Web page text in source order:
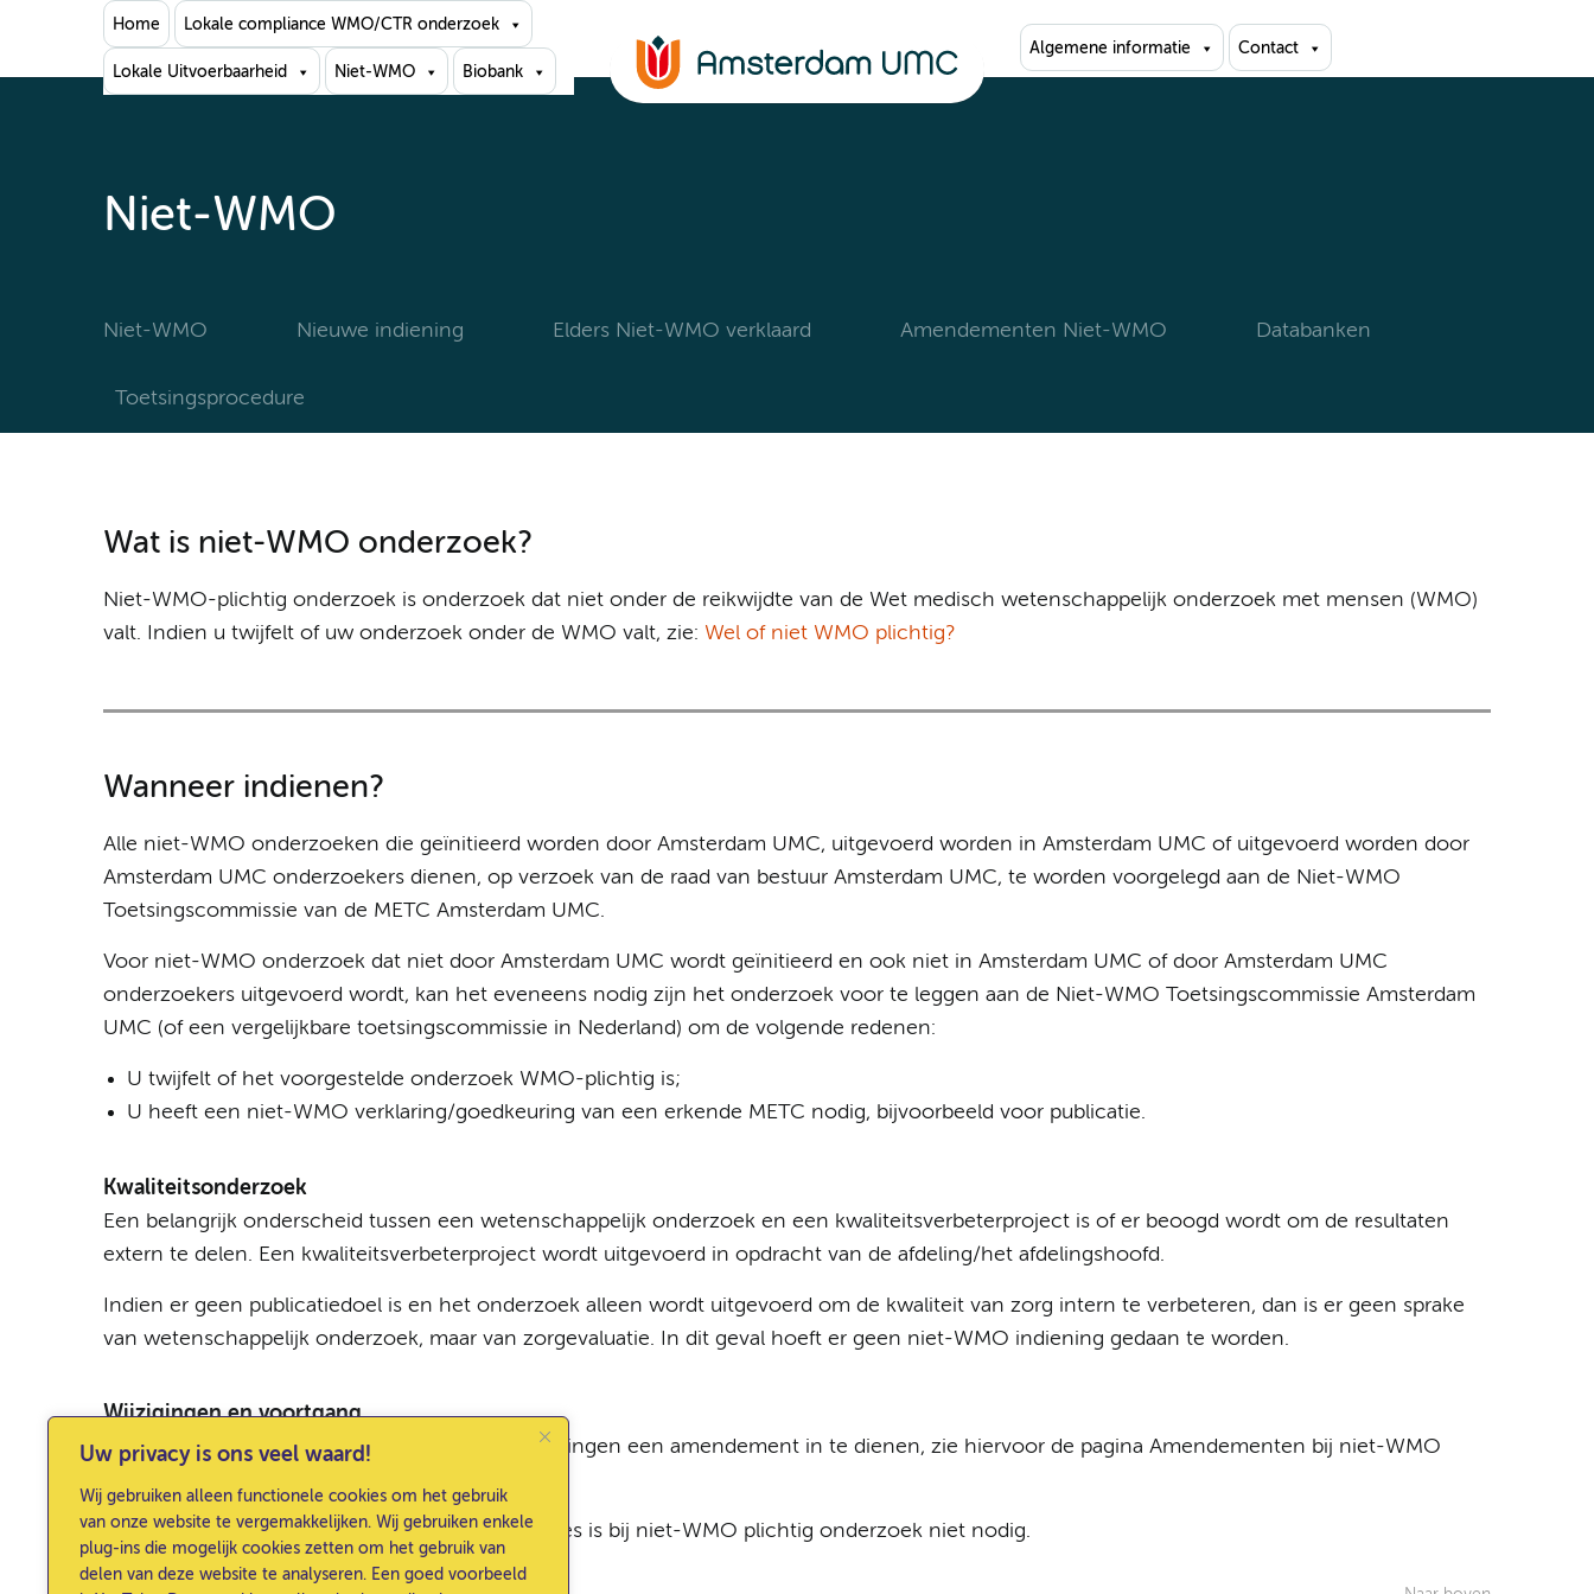
Uw privacy is ons veel waard!
Wij gebruiken alleen functionele cookies om het gebruik
van onze website te vergemakkelijken. Wij gebruiken enkele
plug-ins die mogelijk cookies zetten om het gebruik van
delen van deze website te analyseren. Een goed voorbeeld
Home Lokale compliance WMO/CTR onderzoek
Lokale Uitvoerbaarheid Niet-WMO Biobank
Algemene informatie Contact
Niet-WMO
Niet-WMO Nieuwe indiening Elders Niet-WMO verklaard Amendementen Niet-WMO Databanken
Toetsingsprocedure
Wat is niet-WMO onderzoek?
Niet-WMO-plichtig onderzoek is onderzoek dat niet onder de reikwijdte van de Wet medisch wetenschappelijk onderzoek met mensen (WMO)
valt. Indien u twijfelt of uw onderzoek onder de WMO valt, zie: Wel of niet WMO plichtig?
Wanneer indienen?
Alle niet-WMO onderzoeken die geïnitieerd worden door Amsterdam UMC, uitgevoerd worden in Amsterdam UMC of uitgevoerd worden door
Amsterdam UMC onderzoekers dienen, op verzoek van de raad van bestuur Amsterdam UMC, te worden voorgelegd aan de Niet-WMO
Toetsingscommissie van de METC Amsterdam UMC.
Voor niet-WMO onderzoek dat niet door Amsterdam UMC wordt geïnitieerd en ook niet in Amsterdam UMC of door Amsterdam UMC
onderzoekers uitgevoerd wordt, kan het eveneens nodig zijn het onderzoek voor te leggen aan de Niet-WMO Toetsingscommissie Amsterdam
UMC (of een vergelijkbare toetsingscommissie in Nederland) om de volgende redenen:
U twijfelt of het voorgestelde onderzoek WMO-plichtig is;
U heeft een niet-WMO verklaring/goedkeuring van een erkende METC nodig, bijvoorbeeld voor publicatie.
Kwaliteitsonderzoek
Een belangrijk onderscheid tussen een wetenschappelijk onderzoek en een kwaliteitsverbeterproject is of er beoogd wordt om de resultaten
extern te delen. Een kwaliteitsverbeterproject wordt uitgevoerd in opdracht van de afdeling/het afdelingshoofd.
Indien er geen publicatiedoel is en het onderzoek alleen wordt uitgevoerd om de kwaliteit van zorg intern te verbeteren, dan is er geen sprake
van wetenschappelijk onderzoek, maar van zorgevaluatie. In dit geval hoeft er geen niet-WMO indiening gedaan te worden.
Wijzigingen en voortgang
In sommige gevallen kan het nodig zijn bij wijzigingen een amendement in te dienen, zie hiervoor de pagina Amendementen bij niet-WMO
Het indienen van voortgangs- en eindrapportages is bij niet-WMO plichtig onderzoek niet nodig.